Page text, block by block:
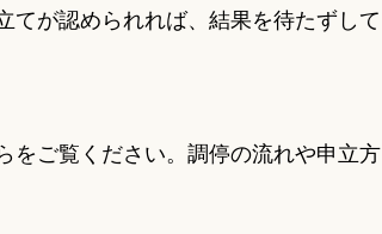
が認められれば、結果を待たずして
をご覧ください。調停の流れや申立方